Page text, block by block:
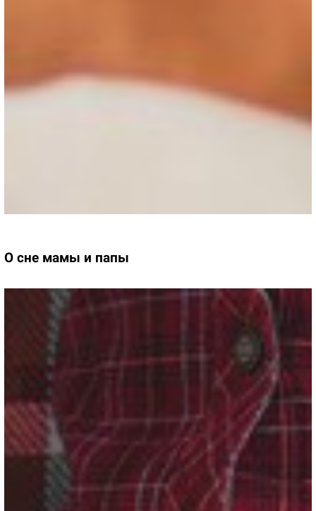
О сне мамы и папы